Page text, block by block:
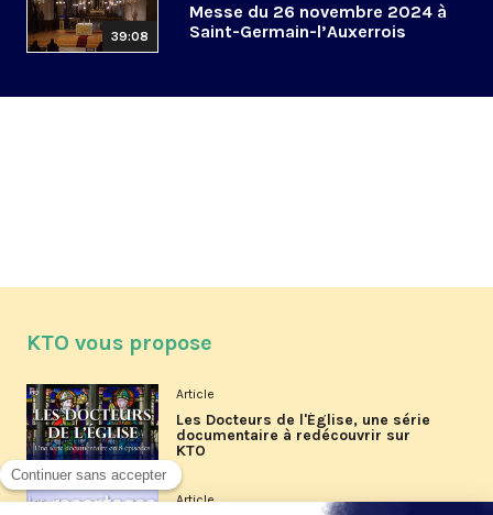
39:08
Messe du 26 novembre 2024 à
Saint-Germain-l’Auxerrois
KTO vous propose
Article
Les Docteurs de l'Église, une série
documentaire à redécouvrir sur
KTO
Article